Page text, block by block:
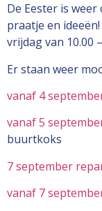
De Eester is
praatje en
vrijdag van 10.00
Er staan weer
vanaf 4
vanaf 5
buurtkoks
7 september
vanaf 7